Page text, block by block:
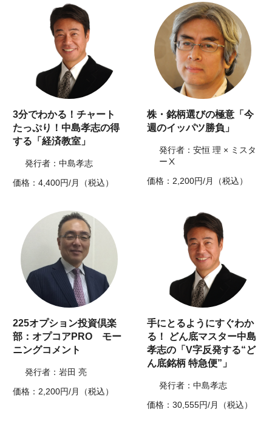
3分でわかる！チャート
たっぷり！中島孝志の得
する「経済教室」
発行者：中島孝志
価格：4,400円/月（税込）
株・銘柄選びの極意「今
週のイッパツ勝負」
発行者：安恒 理 × ミスタ
ーⅩ
価格：2,200円/月（税込）
225オプション投資倶楽
部：オプコアPRO モー
ニングコメント
発行者：岩田 亮
価格：2,200円/月（税込）
手にとるようにすぐわか
る！ どん底マスター中島
孝志の「V字反発する“ど
ん底銘柄 特急便”」
発行者：中島孝志
価格：30,555円/月（税込）